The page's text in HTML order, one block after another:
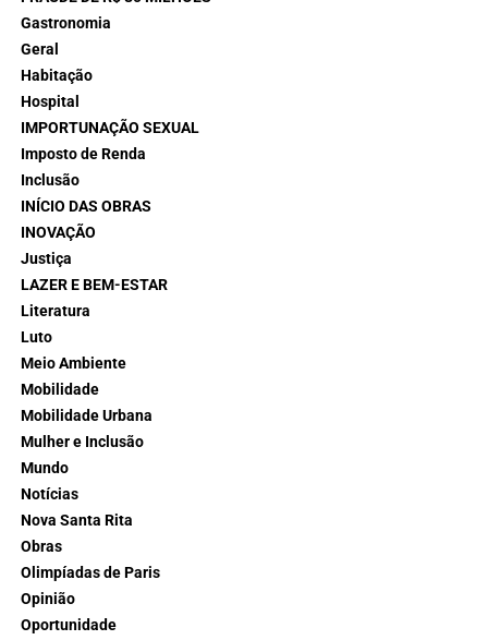
Gastronomia
Geral
Habitação
Hospital
IMPORTUNAÇÃO SEXUAL
Imposto de Renda
Inclusão
INÍCIO DAS OBRAS
INOVAÇÃO
Justiça
LAZER E BEM-ESTAR
Literatura
Luto
Meio Ambiente
Mobilidade
Mobilidade Urbana
Mulher e Inclusão
Mundo
Notícias
Nova Santa Rita
Obras
Olimpíadas de Paris
Opinião
Oportunidade